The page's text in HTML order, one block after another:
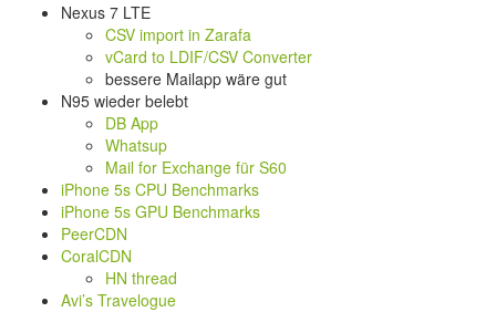
Nexus 7 LTE
CSV import in Zarafa
vCard to LDIF/CSV Converter
bessere Mailapp wäre gut
N95 wieder belebt
DB App
Whatsup
Mail for Exchange für S60
iPhone 5s CPU Benchmarks
iPhone 5s GPU Benchmarks
PeerCDN
CoralCDN
HN thread
Avi’s Travelogue